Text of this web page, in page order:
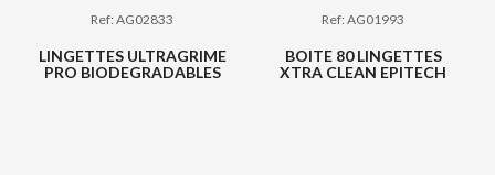
Ref: AG02833
LINGETTES ULTRAGRIME
PRO BIODEGRADABLES
Ref: AG01993
BOITE 80 LINGETTES
XTRA CLEAN EPITECH